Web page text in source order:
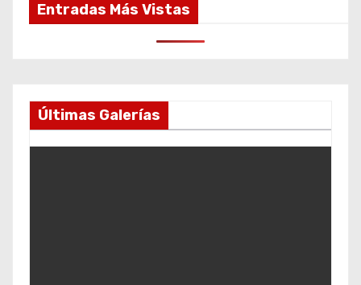
Entradas Más Vistas
Últimas Galerías